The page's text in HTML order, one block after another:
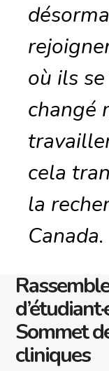
où ils
changé
cela
la
Canada.
Sommet
cliniques